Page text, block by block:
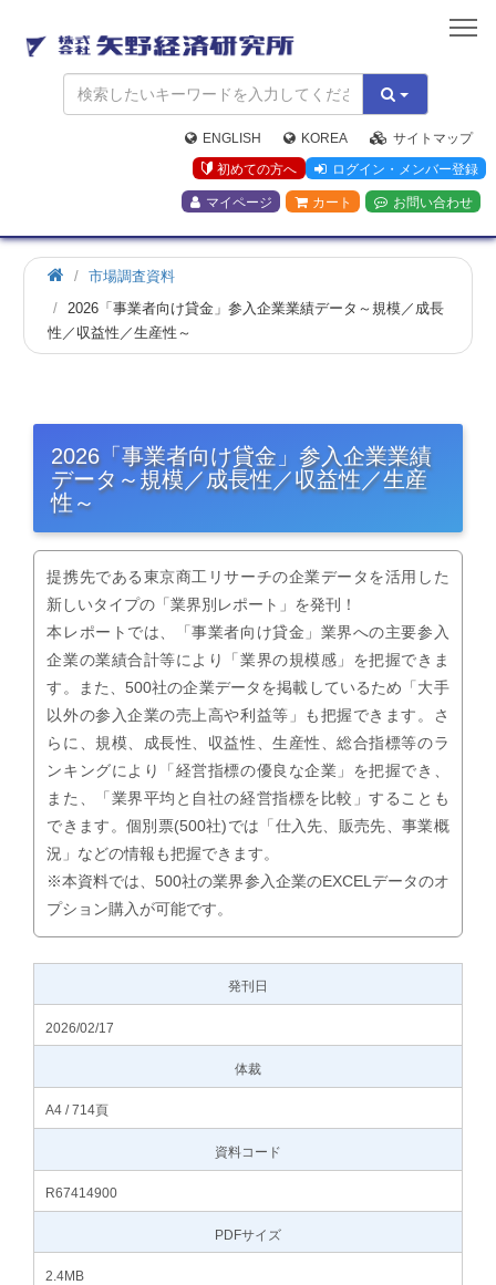
矢
野
経
済
研
究
所
ENGLISH KOREA
サイトマップ
初めての方へ
ログイン・メンバー登録
マイページ カート お問い合わせ
市場調査資料
2026「事業者向け貸金」参入企業業績データ～規模／成長
性／収益性／生産性～
2026「事業者向け貸金」参入企業業績
データ～規模／成長性／収益性／生産
性～
提携先である東京商工リサーチの企業データを活用した
新しいタイプの「業界別レポート」を発刊！
本レポートでは、「事業者向け貸金」業界への主要参入
企業の業績合計等により「業界の規模感」を把握できま
す。また、500社の企業データを掲載しているため「大手
以外の参入企業の売上高や利益等」も把握できます。さ
らに、規模、成長性、収益性、生産性、総合指標等のラ
ンキングにより「経営指標の優良な企業」を把握でき、
また、「業界平均と自社の経営指標を比較」することも
できます。個別票(500社)では「仕入先、販売先、事業概
況」などの情報も把握できます。
※本資料では、500社の業界参入企業のEXCELデータのオ
プション購入が可能です。
発刊日
2026/02/17
体裁
A4 / 714頁
資料コード
R67414900
PDFサイズ
2.4MB